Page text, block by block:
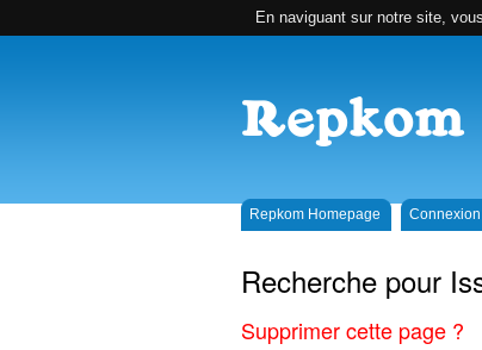
En naviguant sur notre site,
Repkom Homepage
Recherche pour
Supprimer cette page ?